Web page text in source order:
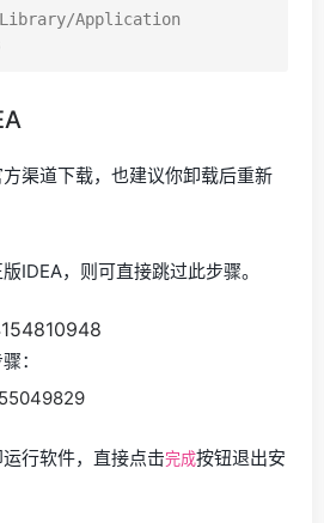
/Library/Application
渠道下载，也建议你卸载后重新
IDEA，则可直接跳过此步骤。
：
行软件，直接点击完成按钮退出安